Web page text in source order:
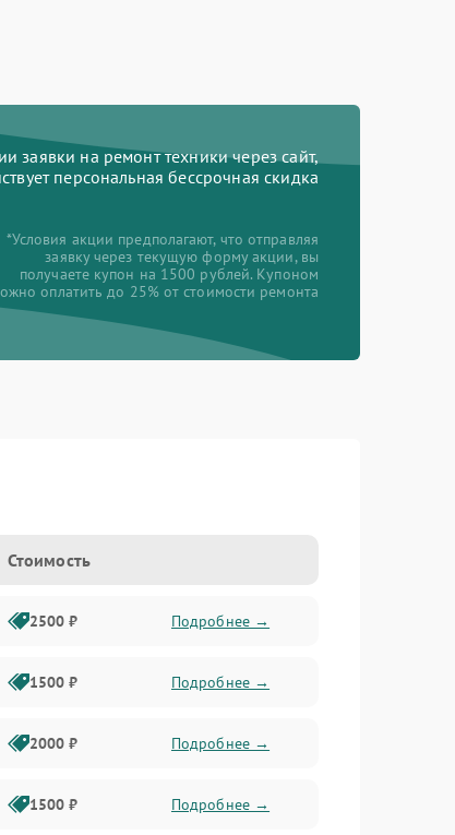
заявки на ремонт техники через сайт,
персональная бессрочная скидка
*Условия акции предполагают, что отправляя
заявку через текущую форму акции, вы
получаете купон на 1500 рублей. Купоном
оплатить до 25% от стоимости ремонта
Стоимость
2500 ₽ Подробнее →
1500 ₽ Подробнее →
2000 ₽ Подробнее →
1500 ₽ Подробнее →